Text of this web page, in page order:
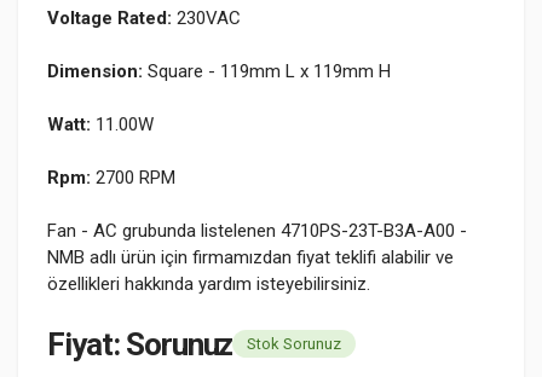
Voltage Rated: 230VAC
Dimension: Square - 119mm L x 119mm H
Watt: 11.00W
Rpm: 2700 RPM
Fan - AC grubunda listelenen 4710PS-23T-B3A-A00 -
NMB adlı ürün için firmamızdan fiyat teklifi alabilir ve
özellikleri hakkında yardım isteyebilirsiniz.
Fiyat: Sorunuz Stok Sorunuz